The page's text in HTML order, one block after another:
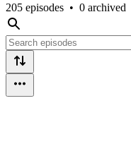
205 episodes • 0 archived